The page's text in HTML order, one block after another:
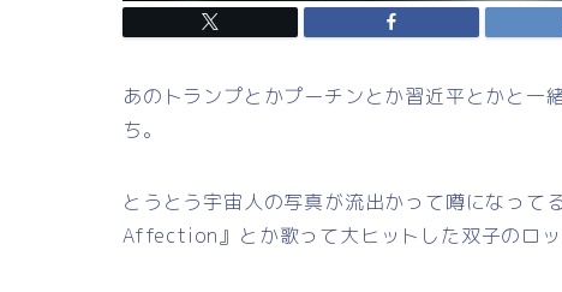
あのトランプとかプーチンとか習近平とかと一
ち。
とうとう宇宙人の写真が流出かって噂になっ
Affection』とか歌って大ヒットした双子のロッ